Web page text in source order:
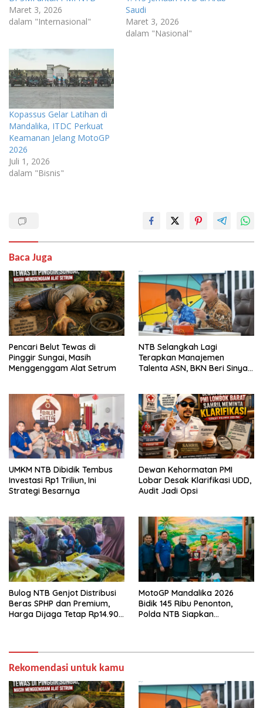
Maret 3, 2026
dalam "Internasional"
Saudi
Maret 3, 2026
dalam "Nasional"
Kopassus Gelar Latihan di
Mandalika, ITDC Perkuat
Keamanan Jelang MotoGP
2026
Juli 1, 2026
dalam "Bisnis"
Baca Juga
Pencari Belut Tewas di
Pinggir Sungai, Masih
Menggenggam Alat Setrum
NTB Selangkah Lagi
Terapkan Manajemen
Talenta ASN, BKN Beri Sinyal
UMKM NTB Dibidik Tembus
Investasi Rp1 Triliun, Ini
Strategi Besarnya
Dewan Kehormatan PMI
Lobar Desak Klarifikasi UDD,
Audit Jadi Opsi
Bulog NTB Genjot Distribusi
Beras SPHP dan Premium,
Harga Dijaga Tetap Rp14.900
MotoGP Mandalika 2026
Bidik 145 Ribu Penonton,
Polda NTB Siapkan
Rekomendasi untuk kamu